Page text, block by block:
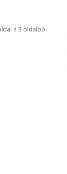
a 3 oldalból